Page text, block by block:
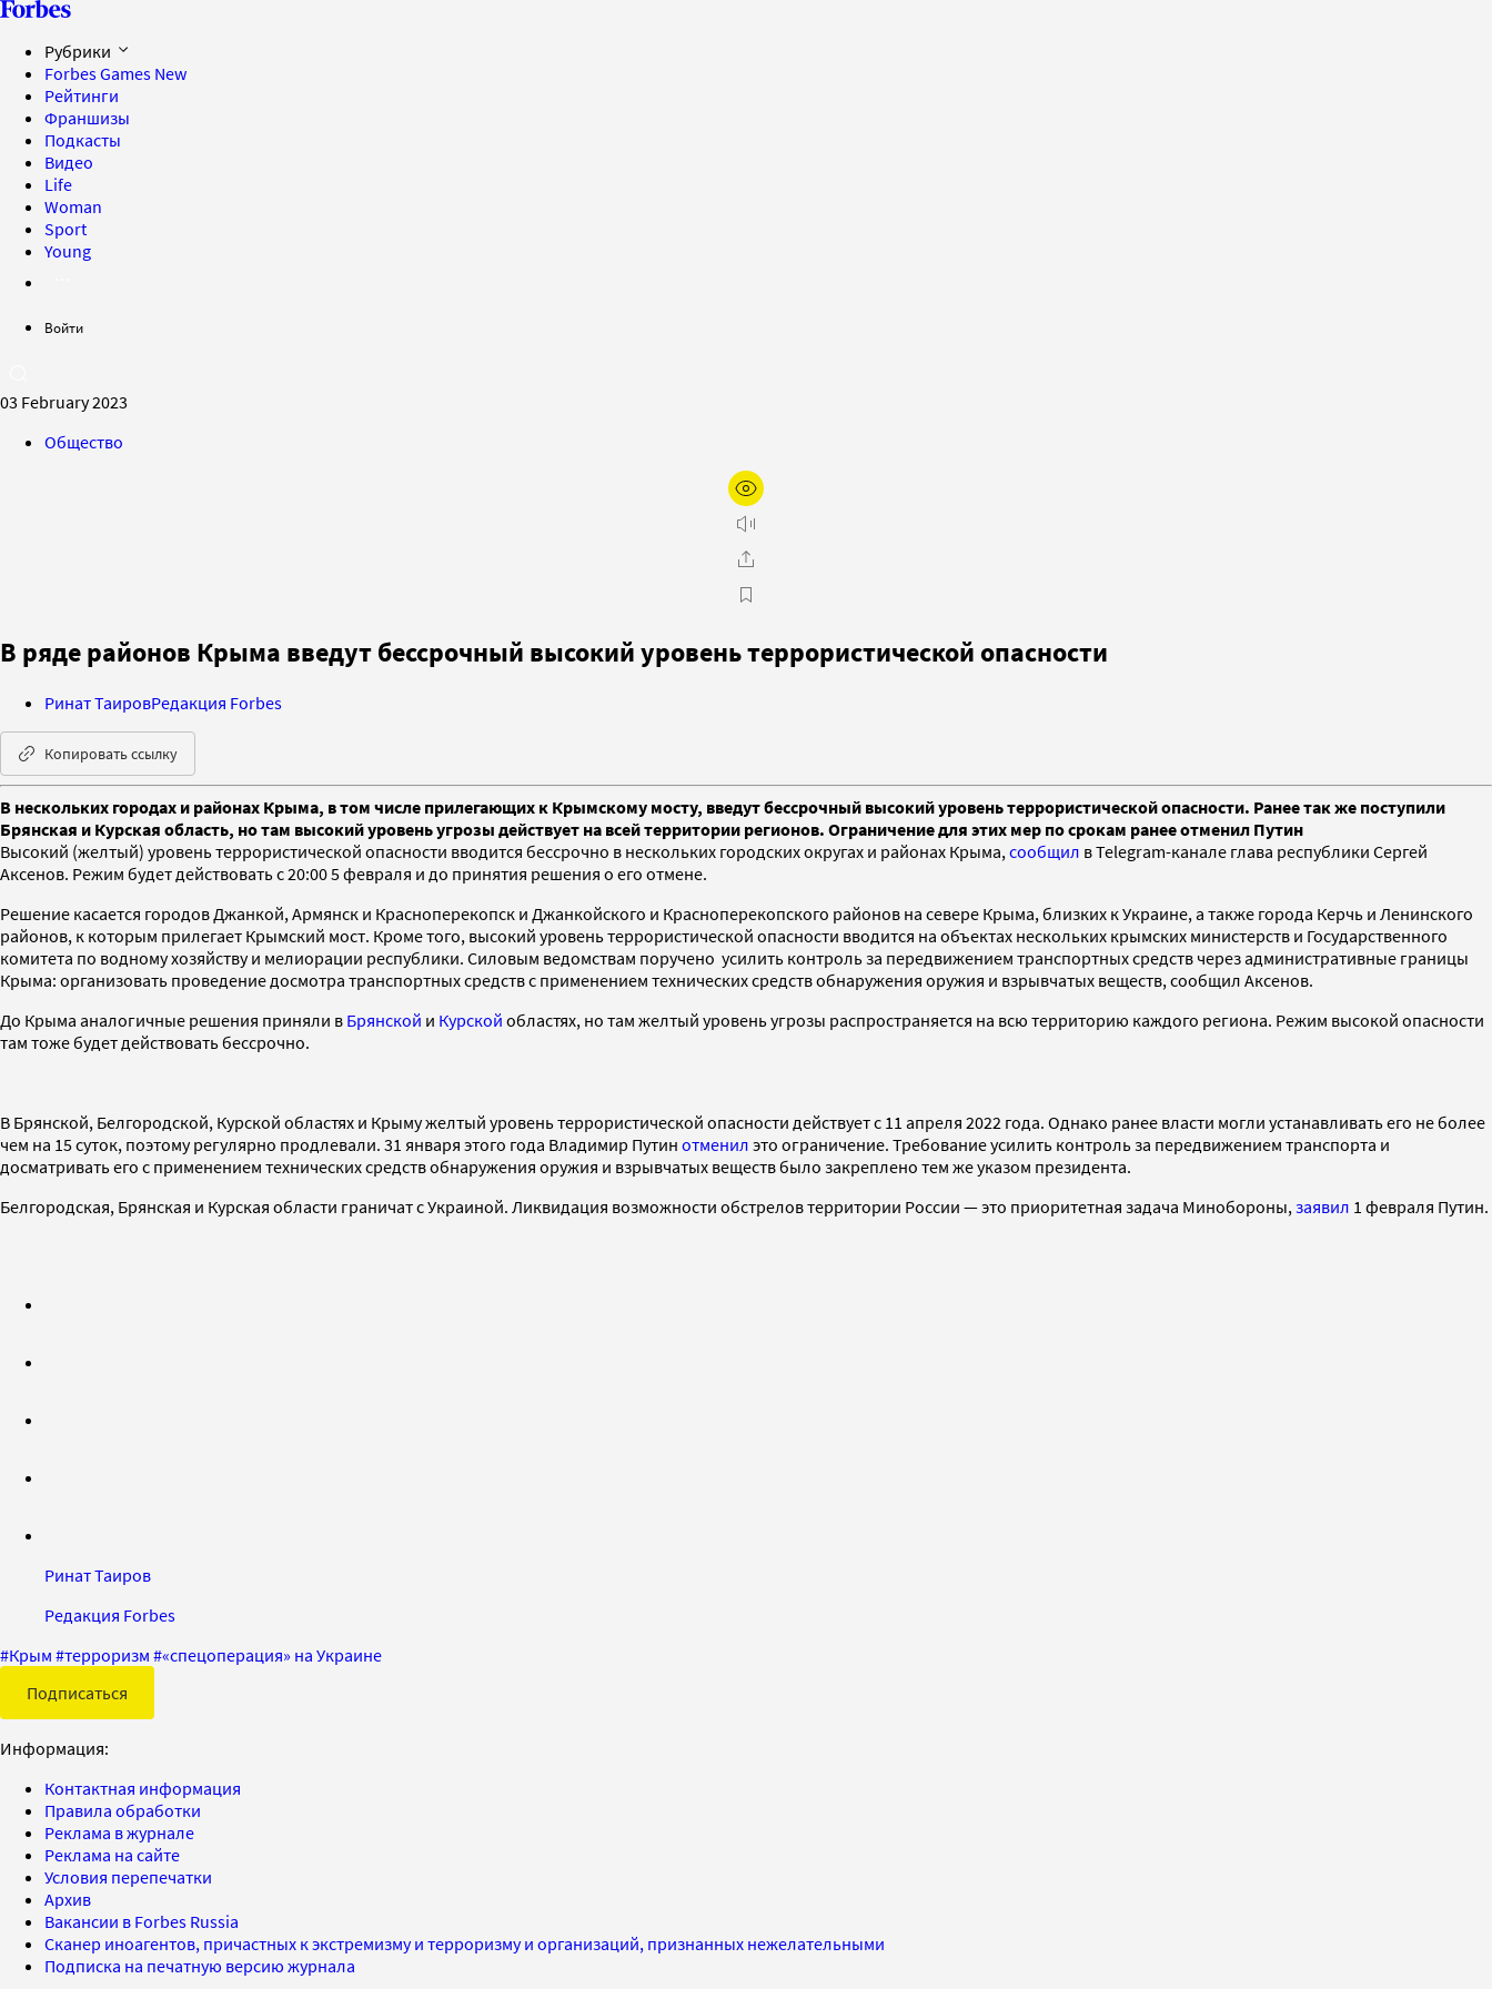
Рубрики
Forbes Games New
Рейтинги
Франшизы
Подкасты
Видео
Life
Woman
Sport
Young
Войти
03 February 2023
Общество
В ряде районов Крыма введут бессрочный высокий уровень террористической опасности
Ринат ТаировРедакция Forbes
Копировать ссылку
В нескольких городах и районах Крыма, в том числе прилегающих к Крымскому мосту, введут бессрочный высокий уровень террористической опасности. Ранее так же поступили
Брянская и Курская область, но там высокий уровень угрозы действует на всей территории регионов. Ограничение для этих мер по срокам ранее отменил Путин
Высокий (желтый) уровень террористической опасности вводится бессрочно в нескольких городских округах и районах Крыма, сообщил в Telegram-канале глава республики Сергей
Аксенов. Режим будет действовать с 20:00 5 февраля и до принятия решения о его отмене.
Решение касается городов Джанкой, Армянск и Красноперекопск и Джанкойского и Красноперекопского районов на севере Крыма, близких к Украине, а также города Керчь и Ленинского
районов, к которым прилегает Крымский мост. Кроме того, высокий уровень террористической опасности вводится на объектах нескольких крымских министерств и Государственного
комитета по водному хозяйству и мелиорации республики. Силовым ведомствам поручено усилить контроль за передвижением транспортных средств через административные границы
Крыма: организовать проведение досмотра транспортных средств с применением технических средств обнаружения оружия и взрывчатых веществ, сообщил Аксенов.
До Крыма аналогичные решения приняли в Брянской и Курской областях, но там желтый уровень угрозы распространяется на всю территорию каждого региона. Режим высокой опасности
там тоже будет действовать бессрочно.
В Брянской, Белгородской, Курской областях и Крыму желтый уровень террористической опасности действует с 11 апреля 2022 года. Однако ранее власти могли устанавливать его не более
чем на 15 суток, поэтому регулярно продлевали. 31 января этого года Владимир Путин отменил это ограничение. Требование усилить контроль за передвижением транспорта и
досматривать его с применением технических средств обнаружения оружия и взрывчатых веществ было закреплено тем же указом президента.
Белгородская, Брянская и Курская области граничат с Украиной. Ликвидация возможности обстрелов территории России — это приоритетная задача Минобороны, заявил 1 февраля Путин.
Ринат Таиров
Редакция Forbes
#Крым #терроризм #«спецоперация» на Украине
Подписаться
Информация:
Контактная информация
Правила обработки
Реклама в журнале
Реклама на сайте
Условия перепечатки
Архив
Вакансии в Forbes Russia
Сканер иноагентов, причастных к экстремизму и терроризму и организаций, признанных нежелательными
Подписка на печатную версию журнала